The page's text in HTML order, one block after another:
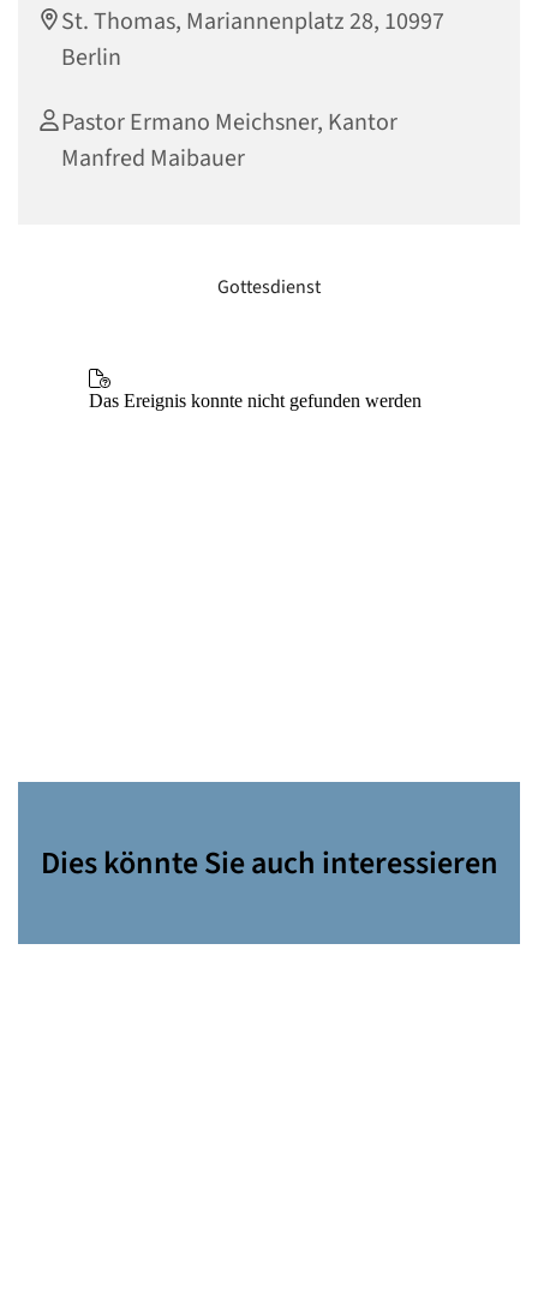
St. Thomas, Mariannenplatz 28, 10997
Berlin
Pastor Ermano Meichsner, Kantor
Manfred Maibauer
Gottesdienst
Dies könnte Sie auch interessieren